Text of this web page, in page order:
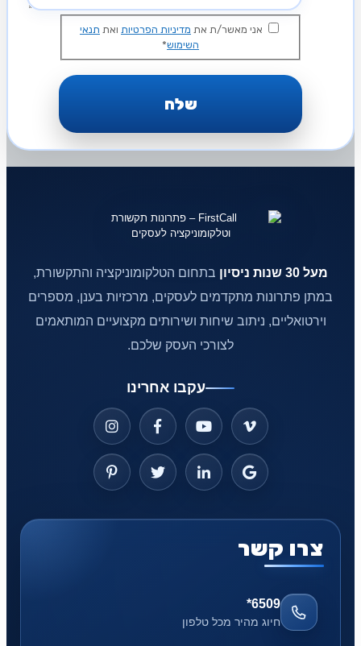
אני מאשר/ת את מדיניות הפרטיות ואת תנאי
השימוש*
מעל 30 שנות ניסיון
בתחום הטלקומוניקציה והתקשורת,
במתן פתרונות מתקדמים לעסקים, מרכזיות בענן, מספרים
וירטואליים, ניתוב שיחות ושירותים מקצועיים המותאמים
לצורכי העסק שלכם.
עקבו אחרינו
צרו קשר
*6509
חיוג מהיר מכל טלפון